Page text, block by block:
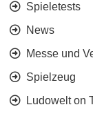
Spieletests
News
Messe und
Spielzeug
Ludowelt on